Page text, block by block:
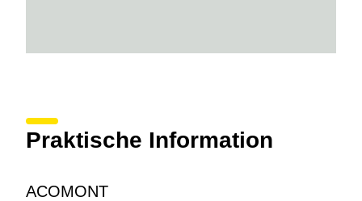
Praktische Information
ACOMONT